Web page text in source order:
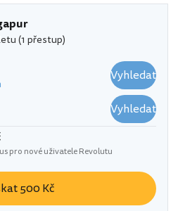
(1 přestup)
Vyhledat
Vyhledat
pro nové uživatele Revolutu
500 Kč